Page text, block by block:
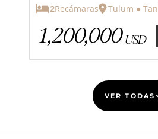
2Recámaras Tulum ●
1,200,000 USD
VER TODAS